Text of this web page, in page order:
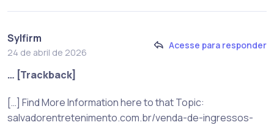
Sylfirm
24 de abril de 2026
Acesse para responder
… [Trackback]
[…] Find More Information here to that Topic:
salvadorentretenimento.com.br/venda-de-ingressos-